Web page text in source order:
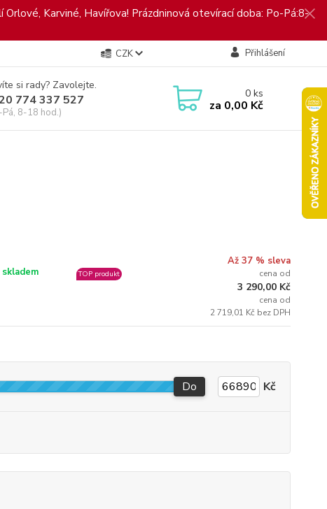
Karviné, Havířova! Prázdninová otevírací doba: Po-Pá:8-
CZK Přihlášení
si rady? Zavolejte.
774 337 527
Pá, 8-18 hod.)
0ks
za 0,00 Kč
skladem TOP produkt
Až 37 % sleva
cena od
3 290,00 Kč
cena od
2 719,01 Kč bez DPH
Do Kč